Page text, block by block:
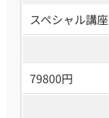
スペシャル講座
79800円